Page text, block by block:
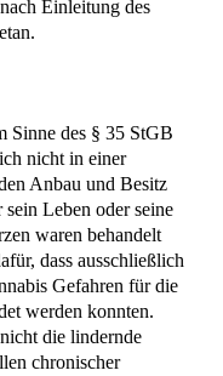
Einleitung des
Sinne des § 35 StGB
nicht in einer
Anbau und Besitz
Leben oder seine
waren behandelt
dass ausschließlich
Gefahren für die
werden konnten.
die lindernde
chronischer